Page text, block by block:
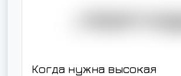
Когда нужна высокая